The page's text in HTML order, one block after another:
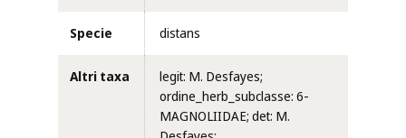
Specie distans
Altri taxa
legit: M. Desfayes;
ordine_herb_subclasse: 6-
MAGNOLIIDAE; det: M.